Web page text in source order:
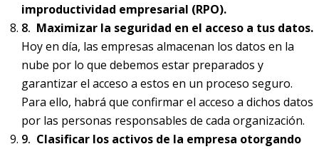
improductividad empresarial (RPO).
Maximizar la seguridad en el acceso a tus datos.
Hoy en día, las empresas almacenan los datos en la
nube por lo que debemos estar preparados y
garantizar el acceso a estos en un proceso seguro.
Para ello, habrá que confirmar el acceso a dichos datos
por las personas responsables de cada organización.
Clasificar los activos de la empresa otorgando